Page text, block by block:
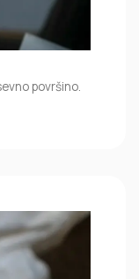
površino.